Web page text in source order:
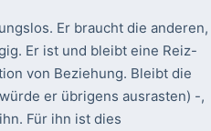
Er braucht die anderen,
Er ist und bleibt eine Reiz-
von Beziehung. Bleibt die
er übrigens ausrasten) -,
Für ihn ist dies